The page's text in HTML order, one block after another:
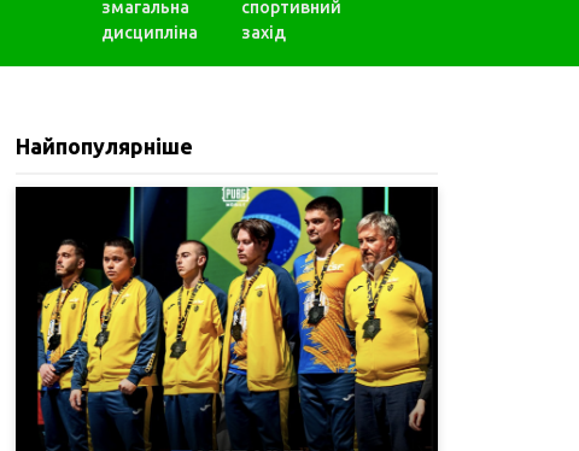
змагальна
дисципліна
спортивний
захід
Найпопулярніше